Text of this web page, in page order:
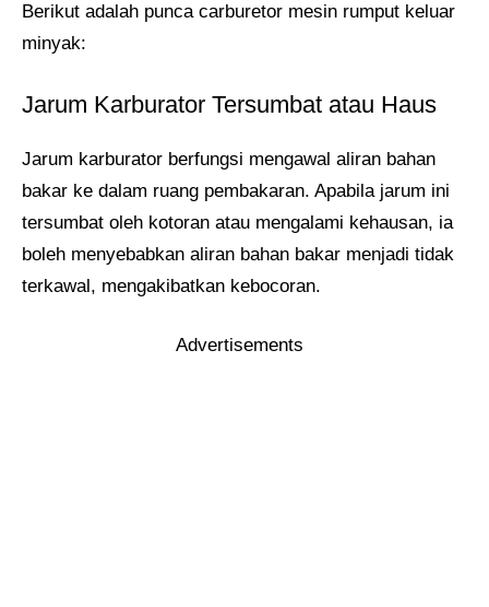
Berikut adalah punca carburetor mesin rumput keluar
minyak:
Jarum Karburator Tersumbat atau Haus
Jarum karburator berfungsi mengawal aliran bahan
bakar ke dalam ruang pembakaran. Apabila jarum ini
tersumbat oleh kotoran atau mengalami kehausan, ia
boleh menyebabkan aliran bahan bakar menjadi tidak
terkawal, mengakibatkan kebocoran.
Advertisements